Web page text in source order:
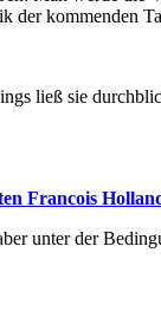
der kommenden
ließ sie
Francois
unter der